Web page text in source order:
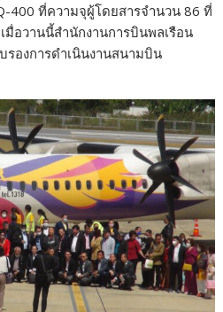
400 ที่ความจุผู้โดยสารจำนวน 86 ที่
มื่อวานนี้สำนักงานการบินพลเรือน
องการดำเนินงานสนามบิน